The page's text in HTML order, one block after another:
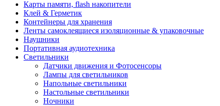
Карты памяти, flash накопители
Клей & Герметик
Контейнеры для хранения
Ленты самоклеящиеся изоляционные & упаковочные
Наушники
Портативная аудиотехника
Светильники
Датчики движения и Фотосенсоры
Лампы для светильников
Напольные светильники
Настольные светильники
Ночники